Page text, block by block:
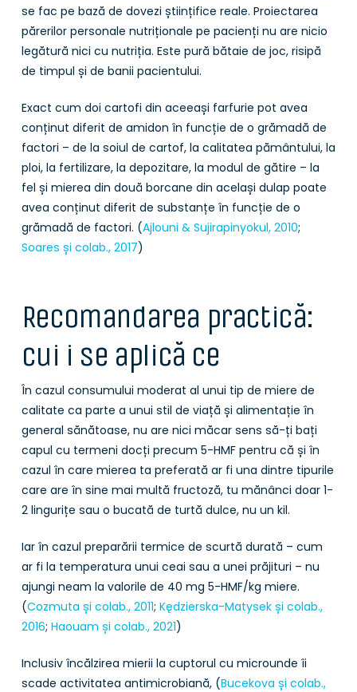
se fac pe bază de dovezi științifice reale. Proiectarea
părerilor personale nutriționale pe pacienți nu are nicio
legătură nici cu nutriția. Este pură bătaie de joc, risipă
de timpul și de banii pacientului.
Exact cum doi cartofi din aceeași farfurie pot avea
conținut diferit de amidon în funcție de o grămadă de
factori – de la soiul de cartof, la calitatea pământului, la
ploi, la fertilizare, la depozitare, la modul de gătire – la
fel și mierea din două borcane din același dulap poate
avea conținut diferit de substanțe în funcție de o
grămadă de factori. (Ajlouni & Sujirapinyokul, 2010;
Soares și colab., 2017)
Recomandarea practică:
cui i se aplică ce
În cazul consumului moderat al unui tip de miere de
calitate ca parte a unui stil de viață și alimentație în
general sănătoase, nu are nici măcar sens să-ți bați
capul cu termeni docți precum 5-HMF pentru că și în
cazul în care mierea ta preferată ar fi una dintre tipurile
care are în sine mai multă fructoză, tu mănânci doar 1-
2 lingurițe sau o bucată de turtă dulce, nu un kil.
Iar în cazul preparării termice de scurtă durată – cum
ar fi la temperatura unui ceai sau a unei prăjituri – nu
ajungi neam la valorile de 40 mg 5-HMF/kg miere.
(Cozmuta și colab., 2011; Kędzierska-Matysek și colab.,
2016; Haouam și colab., 2021)
Inclusiv încălzirea mierii la cuptorul cu microunde îi
scade activitatea antimicrobiană, (Bucekova și colab.,